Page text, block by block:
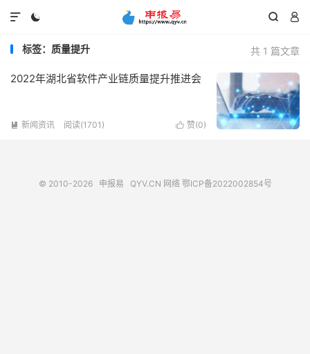
  

共 1 篇文章
标签：质量提升
2022年湖北省软件产业链质量提升推进会
 赞(0)
 新闻资讯 阅读(1701)
© 2010-2026 申报易 QYV.CN 网络 鄂ICP备2022002854号